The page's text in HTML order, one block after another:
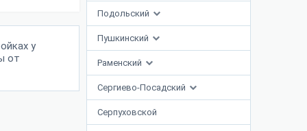
Подольский
Пушкинский
Раменский
Сергиево-Посадский
Серпуховской
у
от